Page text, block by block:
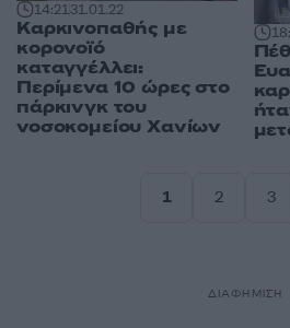
14:2131.01.22
Καρκινοπαθής με
κορονοϊό
καταγγέλλει:
Περίμενα 10 ώρες στο
πάρκινγκ του
νοσοκομείου Χανίων
1
2
3
ΔΙΑΦΗΜΙΣΗ